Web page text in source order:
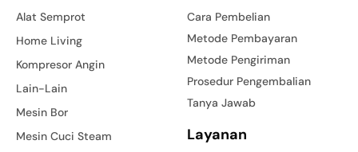
Alat Semprot
Home Living
Kompresor Angin
Lain-Lain
Mesin Bor
Mesin Cuci Steam
Cara Pembelian
Metode Pembayaran
Metode Pengiriman
Prosedur Pengembalian
Tanya Jawab
Layanan